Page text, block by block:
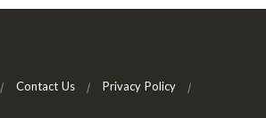
Contact Us
Privacy Policy